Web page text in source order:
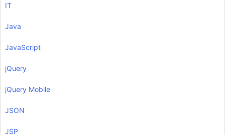
IT
Java
JavaScript
jQuery
jQuery Mobile
JSON
JSP